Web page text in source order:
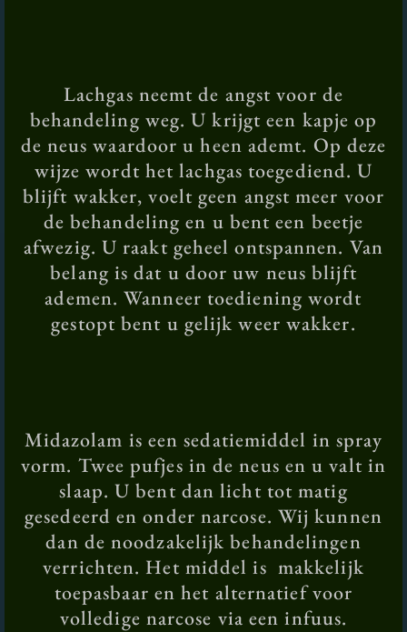
Lachgas neemt de angst voor de
behandeling weg. U krijgt een kapje op
de neus waardoor u heen ademt. Op deze
wijze wordt het lachgas toegediend. U
blijft wakker, voelt geen angst meer voor
de behandeling en u bent een beetje
afwezig. U raakt geheel ontspannen. Van
belang is dat u door uw neus blijft
ademen. Wanneer toediening wordt
gestopt bent u gelijk weer wakker.
Midazolam is een sedatiemiddel in spray
vorm. Twee pufjes in de neus en u valt in
slaap. U bent dan licht tot matig
gesedeerd en onder narcose. Wij kunnen
dan de noodzakelijk behandelingen
verrichten. Het middel is makkelijk
toepasbaar en het alternatief voor
volledige narcose via een infuus.